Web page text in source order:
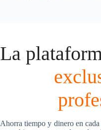
La
Ahorra tiempo y dinero en